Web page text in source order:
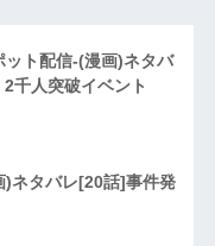
ット配信-(漫画)ネタバ
千人突破イベント
)ネタバレ[20話]事件発